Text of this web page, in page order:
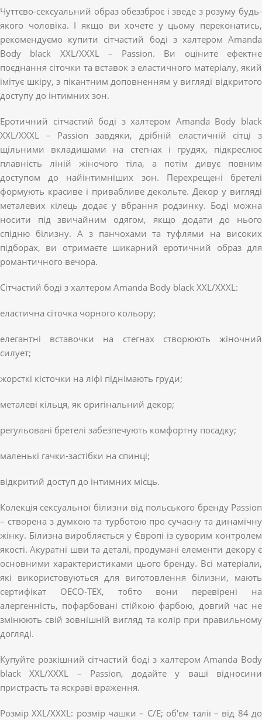
Чуттєво-сексуальний образ обеззброє і зведе з розуму будь-
якого чоловіка. І якщо ви хочете у цьому переконатись,
рекомендуємо купити сітчастий боді з халтером Amanda
Body black XXL/XXXL – Passion. Ви оціните ефектне
поєднання сіточки та вставок з еластичного матеріалу, який
імітує шкіру, з пікантним доповненням у вигляді відкритого
доступу до інтимних зон.
Еротичний сітчастий боді з халтером Amanda Body black
XXL/XXXL – Passion завдяки, дрібній еластичній сітці з
щільними вкладишами на стегнах і грудях, підкреслює
плавність ліній жіночого тіла, а потім дивує повним
доступом до найінтимніших зон. Перехрещені бретелі
формують красиве і привабливе декольте. Декор у вигляді
металевих кілець додає у вбрання родзинку. Боді можна
носити під звичайним одягом, якщо додати до нього
спідню білизну. А з панчохами та туфлями на високих
підборах, ви отримаєте шикарний еротичний образ для
романтичного вечора.
Сітчастий боді з халтером Amanda Body black XXL/XXXL:
еластична сіточка чорного кольору;
елегантні вставочки на стегнах створюють жіночний
силует;
жорсткі кісточки на ліфі піднімають груди;
металеві кільця, як оригінальний декор;
регульовані бретелі забезпечують комфортну посадку;
маленькі гачки-застібки на спинці;
відкритий доступ до інтимних місць.
Колекція сексуальної білизни від польського бренду Passion
– створена з думкою та турботою про сучасну та динамічну
жінку. Білизна виробляється у Європі із суворим контролем
якості. Акуратні шви та деталі, продумані елементи декору є
основними характеристиками цього бренду. Всі матеріали,
які використовуються для виготовлення білизни, мають
сертифікат OECO-TEX, тобто вони перевірені на
алергенність, пофарбовані стійкою фарбою, довгий час не
змінюють свій зовнішній вигляд та колір при правильному
догляді.
Купуйте розкішний сітчастий боді з халтером Amanda Body
black XXL/XXXL – Passion, додайте у ваші відносини
пристрасть та яскраві враження.
Розмір XXL/XXXL: розмір чашки – C/E; об'єм талії – від 84 до